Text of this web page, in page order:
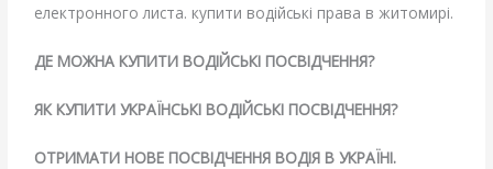
електронного листа. купити водійські права в житомирі.
ДЕ МОЖНА КУПИТИ ВОДІЙСЬКІ ПОСВІДЧЕННЯ?
ЯК КУПИТИ УКРАЇНСЬКІ ВОДІЙСЬКІ ПОСВІДЧЕННЯ?
ОТРИМАТИ НОВЕ ПОСВІДЧЕННЯ ВОДІЯ В УКРАЇНІ.